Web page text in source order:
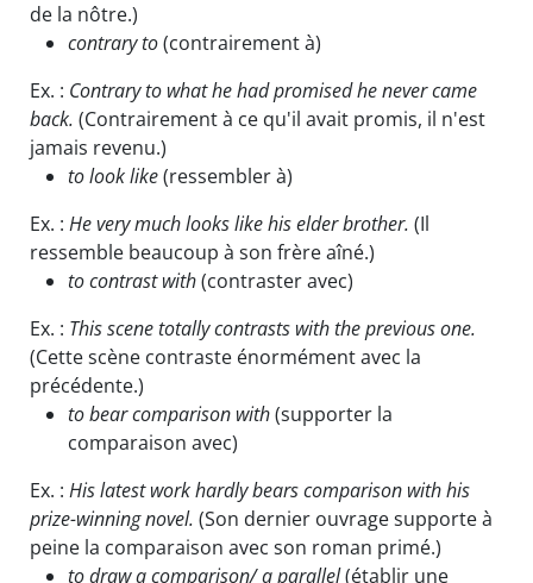
de la nôtre.)
contrary to(contrairement à)
Ex. : Contrary to what he had promised he never came
back. (Contrairement à ce qu'il avait promis, il n'est
jamais revenu.)
to look like(ressembler à)
Ex. : He very much looks like his elder brother. (Il
ressemble beaucoup à son frère aîné.)
to contrast with(contraster avec)
Ex. : This scene totally contrasts with the previous one.
(Cette scène contraste énormément avec la
précédente.)
to bear comparison with(supporter la
comparaison avec)
Ex. : His latest work hardly bears comparison with his
prize-winning novel. (Son dernier ouvrage supporte à
peine la comparaison avec son roman primé.)
to draw a comparison/ a parallel(établir une